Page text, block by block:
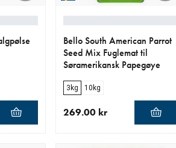
Bello South American Parrot
Seed Mix Fuglemat til
Søramerikansk Papegøye
3kg 10kg
269.00 kr